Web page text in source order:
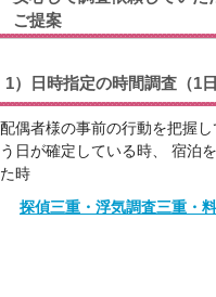
ご提案
1）日時指定の時間調査（1
配偶者様の事前の行動を把握
う日が確定している時、 宿泊
た時
探偵三重・浮気調査三重・